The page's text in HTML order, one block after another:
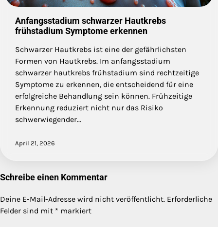
Anfangsstadium schwarzer Hautkrebs
frühstadium Symptome erkennen
Schwarzer Hautkrebs ist eine der gefährlichsten
Formen von Hautkrebs. Im anfangsstadium
schwarzer hautkrebs frühstadium sind rechtzeitige
Symptome zu erkennen, die entscheidend für eine
erfolgreiche Behandlung sein können. Frühzeitige
Erkennung reduziert nicht nur das Risiko
schwerwiegender…
April 21, 2026
Schreibe einen Kommentar
Deine E-Mail-Adresse wird nicht veröffentlicht. Erforderliche
Felder sind mit * markiert